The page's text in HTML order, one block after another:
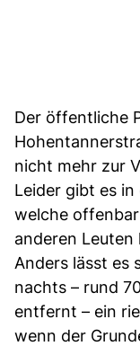
Der öffentliche
nicht mehr zur
Leider gibt es
welche
anderen Leuten
Anders lässt es
nachts – rund
entfernt – ein
wenn der